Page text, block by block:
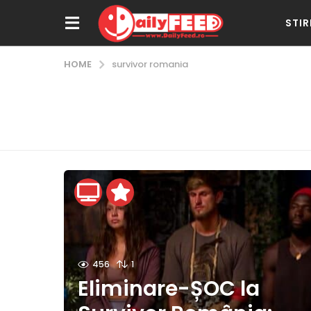
STIRI
HOME survivor romania
456 1
Eliminare-ȘOC la